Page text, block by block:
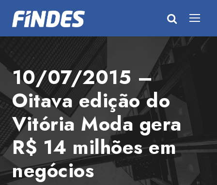
10/07/2015 –
Oitava edição do
Vitória Moda gera
R$ 14 milhões em
negócios